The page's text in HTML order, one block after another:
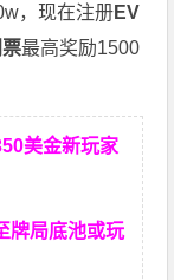
，现在注册EV
最高奖励1500
美金新玩家
牌局底池或玩